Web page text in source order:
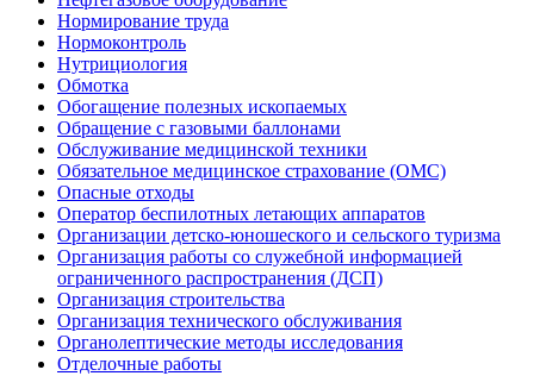
Нормирование труда
Нормоконтроль
Нутрициология
Обмотка
Обогащение полезных ископаемых
Обращение с газовыми баллонами
Обслуживание медицинской техники
Обязательное медицинское страхование (ОМС)
Опасные отходы
Оператор беспилотных летающих аппаратов
Организации детско-юношеского и сельского туризма
Организация работы со служебной информацией
ограниченного распространения (ДСП)
Организация строительства
Организация технического обслуживания
Органолептические методы исследования
Отделочные работы